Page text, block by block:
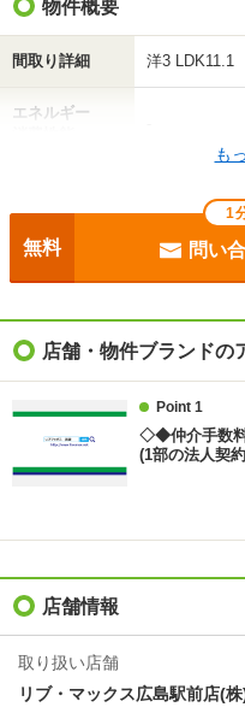
物件概要
間取り詳細 洋3 LDK11.1
エネルギー
目安光熱費
入居 相談
契約期間 定期借家 2年
その他諸費用
仲介手数料
も
1
無料 問い
店舗・物件ブランドの
Point 1
◇◆仲介手数
(1部の法人契
店舗情報
取り扱い店舗
リブ・マックス広島駅前店(